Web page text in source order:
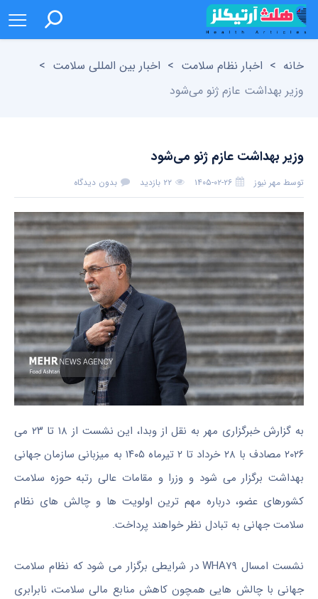
خانه > اخبار نظام سلامت > اخبار بین المللی سلامت >
وزیر بهداشت عازم ژنو می‌شود
وزیر بهداشت عازم ژنو می‌شود
توسط مهر نیوز ۱۴۰۵-۰۲-۲۶ ۲۲ بازدید بدون دیدگاه
به گزارش خبرگزاری مهر به نقل از وبدا، این نشست از ۱۸ تا ۲۳ می
۲۰۲۶ مصادف با ۲۸ خرداد تا ۲ تیرماه ۱۴۰۵ به میزبانی سازمان جهانی
بهداشت برگزار می شود و وزرا و مقامات عالی رتبه حوزه سلامت
کشورهای عضو، درباره مهم ترین اولویت ها و چالش های نظام
سلامت جهانی به تبادل نظر خواهند پرداخت.
نشست امسال WHA۷۹ در شرایطی برگزار می شود که نظام سلامت
جهانی با چالش هایی همچون کاهش منابع مالی سلامت، نابرابری